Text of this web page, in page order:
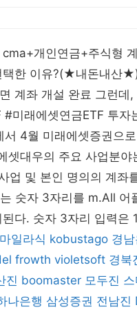
개인연금+주식형
택한 이유?(★내돈내산
계좌 개설 완료 그런데
미래에셋연금ETF 투
4월 미래에셋증권으
대우의 주요 사업분야
업 및 본인 명의의 계좌
숫자 3자리를 m.All 어
다. 숫자 3자리 입력은
일라식 kobustago 경
frowth violetsoft 경북
진 boomaster 모두진
나은행 삼성증권 전남진